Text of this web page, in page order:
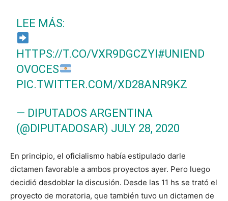
LEE MÁS:
HTTPS://T.CO/VXR9DGCZYI#UNIEND
OVOCES
PIC.TWITTER.COM/XD28ANR9KZ
— DIPUTADOS ARGENTINA
(@DIPUTADOSAR) JULY 28, 2020
En principio, el oficialismo había estipulado darle
dictamen favorable a ambos proyectos ayer. Pero luego
decidió desdoblar la discusión. Desde las 11 hs se trató el
proyecto de moratoria, que también tuvo un dictamen de